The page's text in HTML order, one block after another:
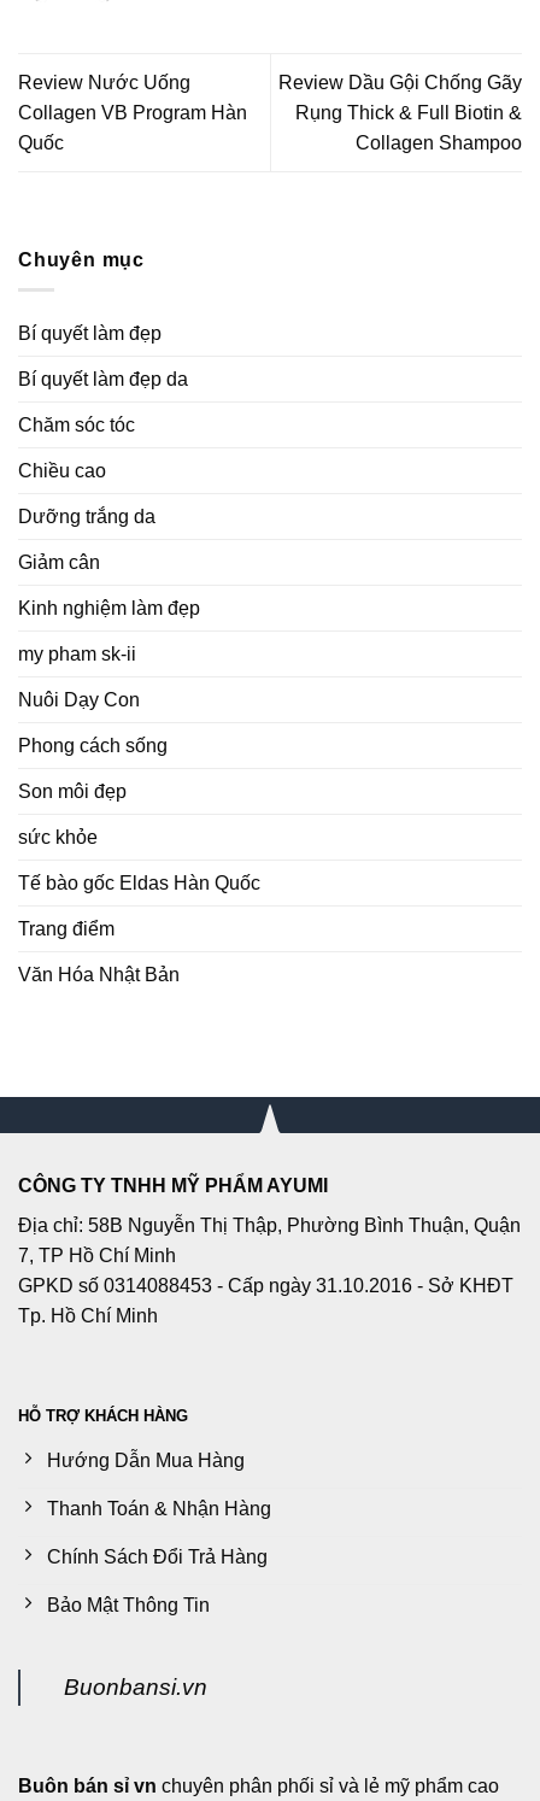
Review Nước Uống
Collagen VB Program Hàn
Quốc
Review Dầu Gội Chống Gãy
Rụng Thick & Full Biotin &
Collagen Shampoo
Chuyên mục
Bí quyết làm đẹp
Bí quyết làm đẹp da
Chăm sóc tóc
Chiều cao
Dưỡng trắng da
Giảm cân
Kinh nghiệm làm đẹp
my pham sk-ii
Nuôi Dạy Con
Phong cách sống
Son môi đẹp
sức khỏe
Tế bào gốc Eldas Hàn Quốc
Trang điểm
Văn Hóa Nhật Bản
CÔNG TY TNHH MỸ PHẨM AYUMI
Địa chỉ: 58B Nguyễn Thị Thập, Phường Bình Thuận, Quận
7, TP Hồ Chí Minh
GPKD số 0314088453 - Cấp ngày 31.10.2016 - Sở KHĐT
Tp. Hồ Chí Minh
HỖ TRỢ KHÁCH HÀNG
Hướng Dẫn Mua Hàng
Thanh Toán & Nhận Hàng
Chính Sách Đổi Trả Hàng
Bảo Mật Thông Tin
Buonbansi.vn
Buôn bán sỉ vn chuyên phân phối sỉ và lẻ mỹ phẩm cao